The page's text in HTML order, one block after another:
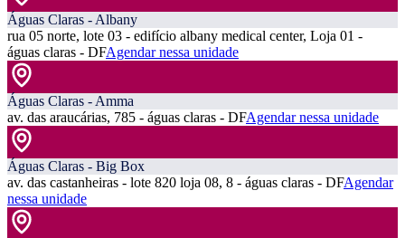
Águas Claras - Albany
rua 05 norte, lote 03 - edifício albany medical center, Loja 01 -
águas claras - DFAgendar nessa unidade
Águas Claras - Amma
av. das araucárias, 785 - águas claras - DFAgendar nessa unidade
Águas Claras - Big Box
av. das castanheiras - lote 820 loja 08, 8 - águas claras - DFAgendar
nessa unidade